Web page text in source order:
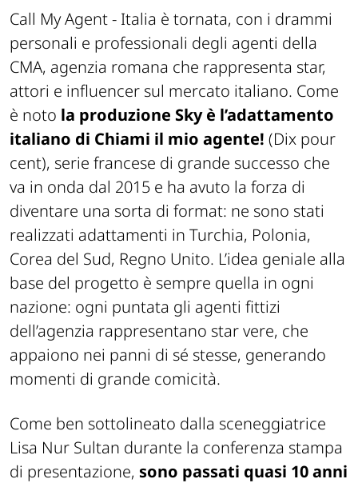
Call My Agent - Italia è tornata, con i drammi
personali e professionali degli agenti della
CMA, agenzia romana che rappresenta star,
attori e influencer sul mercato italiano. Come
è noto la produzione Sky è l’adattamento
italiano di Chiami il mio agente! (Dix pour
cent), serie francese di grande successo che
va in onda dal 2015 e ha avuto la forza di
diventare una sorta di format: ne sono stati
realizzati adattamenti in Turchia, Polonia,
Corea del Sud, Regno Unito. L’idea geniale alla
base del progetto è sempre quella in ogni
nazione: ogni puntata gli agenti fittizi
dell’agenzia rappresentano star vere, che
appaiono nei panni di sé stesse, generando
momenti di grande comicità.
Come ben sottolineato dalla sceneggiatrice
Lisa Nur Sultan durante la conferenza stampa
di presentazione, sono passati quasi 10 anni